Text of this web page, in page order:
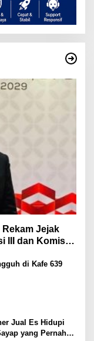
Jejak
III dan Komisi X
di Kafe 639
Jual Es Hidupi
yang Pernah